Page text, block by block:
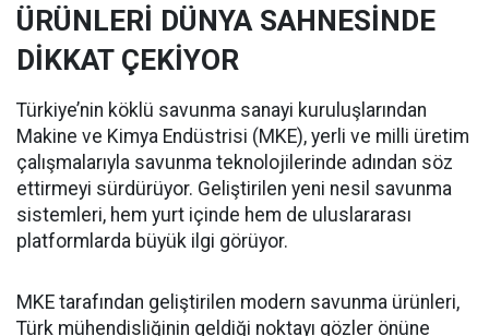
ÜRÜNLERİ DÜNYA SAHNESİNDE
DİKKAT ÇEKİYOR
Türkiye’nin köklü savunma sanayi kuruluşlarından
Makine ve Kimya Endüstrisi (MKE), yerli ve milli üretim
çalışmalarıyla savunma teknolojilerinde adından söz
ettirmeyi sürdürüyor. Geliştirilen yeni nesil savunma
sistemleri, hem yurt içinde hem de uluslararası
platformlarda büyük ilgi görüyor.
MKE tarafından geliştirilen modern savunma ürünleri,
Türk mühendisliğinin geldiği noktayı gözler önüne